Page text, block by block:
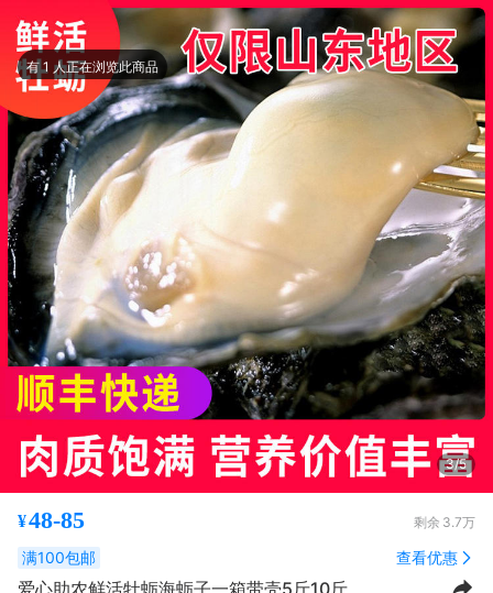
有 1 人正在浏览此商品
4/5
¥48-85 剩余 3.7万
满100包邮 查看优惠
爱心助农鲜活牡蛎海蛎子一箱带壳5斤10斤